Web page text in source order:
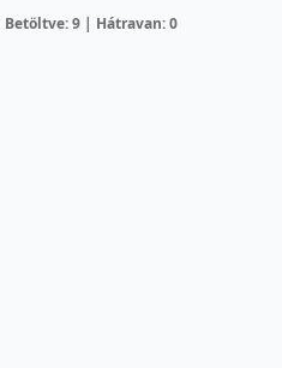
Betöltve: 9 | Hátravan: 0